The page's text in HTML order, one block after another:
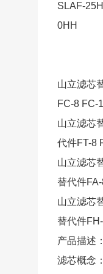
SLAF-
0HH
山立滤芯
FC-8 FC-
山立滤芯
代件FT-8
山立滤芯
替代件
山立滤芯
替代件
产品描述：
滤芯概念